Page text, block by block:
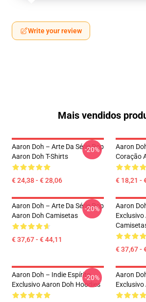
Write your review
Mais vendidos
Aaron Doh – Arte Da Série Pop
Aaron Doh T-Shirts
€ 24,38 - € 28,06
-20%
Aaron
Coração
€ 18,21 -
Aaron Doh – Arte Da Série Pop
Aaron Doh Camisetas
€ 37,67 - € 44,11
-20%
Aaron
Exclusivo
€ 37,67 -
Aaron Doh – Indie Espírito
Exclusivo Aaron Doh Hoodies
-20%
Aaron
Exclusivo